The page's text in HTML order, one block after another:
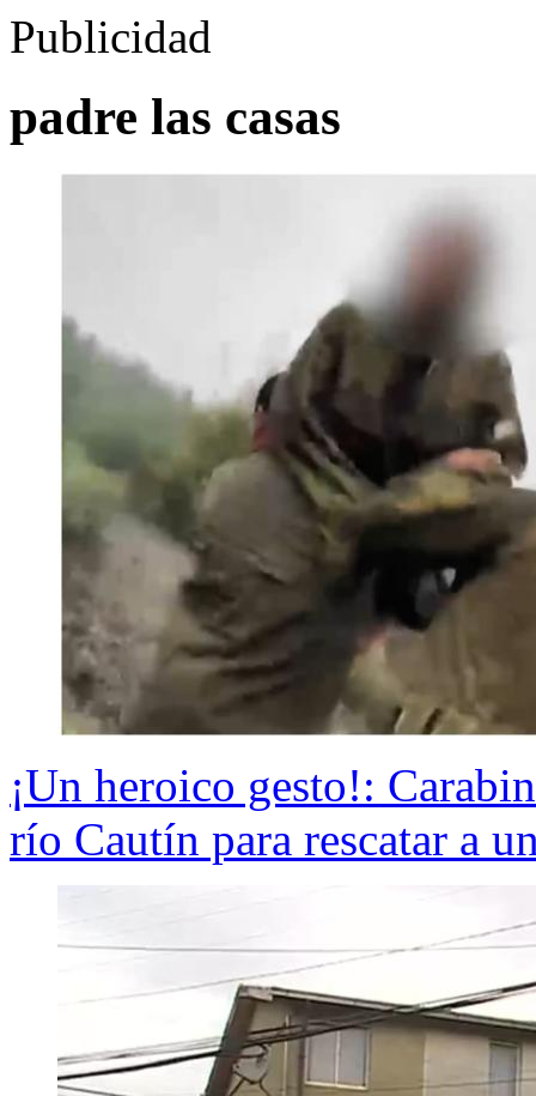
Publicidad
padre las casas
¡Un heroico gesto!:
río Cautín para rescatar a